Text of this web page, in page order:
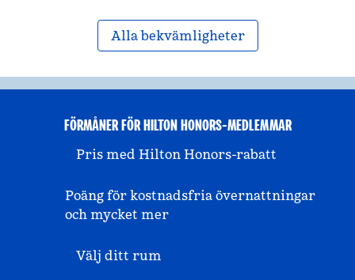
Alla bekvämligheter
FÖRMÅNER FÖR HILTON HONORS-MEDLEMMAR
Pris med Hilton Honors-rabatt
Poäng för kostnadsfria övernattningar
och mycket mer
Välj ditt rum